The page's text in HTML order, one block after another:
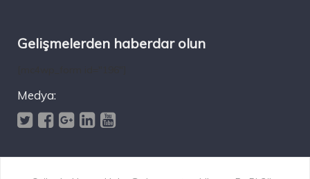
Gelişmelerden haberdar olun
Medya: